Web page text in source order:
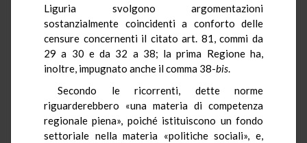
Liguria svolgono argomentazioni
sostanzialmente coincidenti a conforto delle
censure concernenti il citato art. 81, commi da
29 a 30 e da 32 a 38; la prima Regione ha,
inoltre, impugnato anche il comma 38-bis.
Secondo le ricorrenti, dette norme
riguarderebbero «una materia di competenza
regionale piena», poiché istituiscono un fondo
settoriale nella materia «politiche sociali», e,